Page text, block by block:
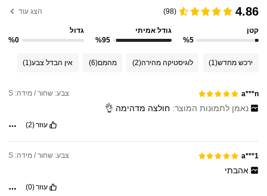
4.86
(98) הצג עוד
קטן
%5
גודל אמיתי
%95
גדול
%0
ירכש מחדש(1) לוגיסטיקה מהירה(2) מהמם(6) אין הבדל צבע(1)
a***n צבע: שחור / מידה: S
נאמן לתמונות המוצר: חולצה מדהימה 👌
עוזר(2)
a***1 צבע: שחור / מידה: S
אהבתי
עוזר(0)